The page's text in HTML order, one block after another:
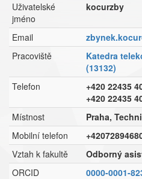
Uživatelské
jméno
kocurzby
Email
Pracoviště
Katedra
(13132)
Telefon
+420 22435
+420 22435
Místnost
Praha,
Mobilní telefon
Vztah k fakultě
Odborný
ORCID
0000-0001-